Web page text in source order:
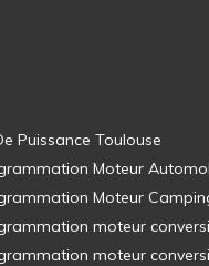
Puissance Toulouse
Moteur
Moteur
moteur
moteur